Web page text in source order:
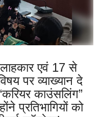
एवं 17 से
पर व्याख्यान दे
काउंसलिंग”
प्रतिभागियों को